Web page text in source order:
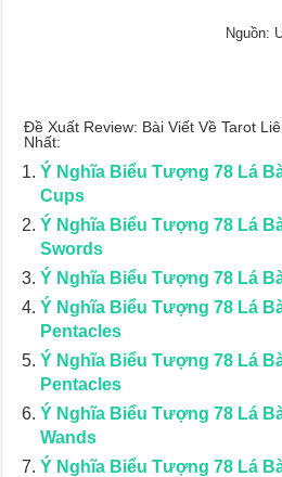
Nguồn:
Đề Xuất Review: Bài Viết Về Tarot
Nhất:
Ý Nghĩa Biểu Tượng 78 Lá
Cups
Ý Nghĩa Biểu Tượng 78 Lá
Swords
Ý Nghĩa Biểu Tượng 78 Lá
Ý Nghĩa Biểu Tượng 78 Lá
Pentacles
Ý Nghĩa Biểu Tượng 78 Lá
Pentacles
Ý Nghĩa Biểu Tượng 78 Lá
Wands
Ý Nghĩa Biểu Tượng 78 Lá